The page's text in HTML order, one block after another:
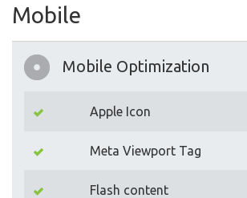
Mobile
Mobile Optimization
Apple Icon
Meta Viewport Tag
Flash content